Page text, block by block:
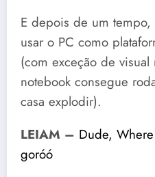
E depois de um
usar o PC como
(com exceção de
notebook consegue
casa explodir).
LEIAM – Dude,
goróó